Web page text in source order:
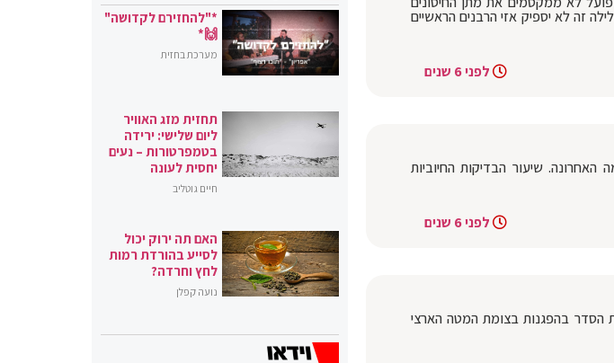
הפתאומית חייבים לחסן גם בלילה 24/6, ואם חלילה זה לא יספיק אזי הרבנים הראשיים
לפני 6 שנים
אובחנו ביממה האחרונה. שיעור הבדיקות החיוביות
לפני 6 שנים
הלילה לחקירה 37 מפגינים שהפרו את הסדר בהפגנות בצומת המטה הארצי
*"להחזירם לקדושה"
🙌*
מערכת בחזית
תחזית מזג האוויר
ליום שלישי: ירידה
בטמפרטורות – נעים
יחסית לעונה
חיים גוטליב
האם תה ירוק יכול
לסייע בהורדת רמות
לחץ וחרדה?
נועה קפלן